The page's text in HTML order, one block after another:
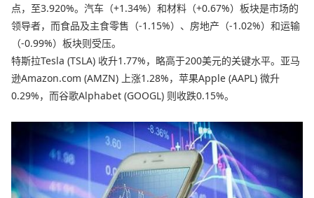
点，至3.920%。汽车（+1.34%）和材料（+0.67%）板块是市场的
领导者，而食品及主食零售（-1.15%）、房地产（-1.02%）和运输
（-0.99%）板块则受压。
特斯拉Tesla (TSLA) 收升1.77%，略高于200美元的关键水平。亚马
逊Amazon.com (AMZN) 上涨1.28%，苹果Apple (AAPL) 微升
0.29%，而谷歌Alphabet (GOOGL) 则收跌0.15%。